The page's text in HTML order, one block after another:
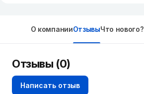
О компанииОтзывыЧто нового?
Отзывы (0)
Написать отзыв